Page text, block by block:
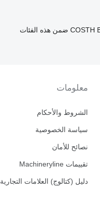
معلومات
الشروط والأحكام
سياسة الخصوصية
نصائح للأمان
تقييمات Machineryline
دليل (كتالوج) العلامات التجارية